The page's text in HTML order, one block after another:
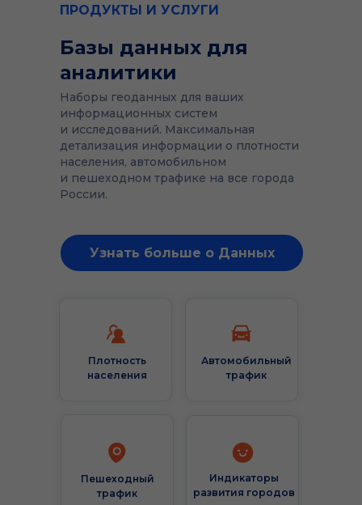
Базы данных для
аналитики
Наборы геоданных для ваших
информационных систем
и исследований. Максимальная
детализация информации о плотности
населения, автомобильном
и пешеходном трафике на все города
России.
Узнать больше о Данных
ПРОДУКТЫ И УСЛУГИ
Автомобильный
трафик
Плотность
населения
Пешеходный
трафик
Индикаторы
развития городов